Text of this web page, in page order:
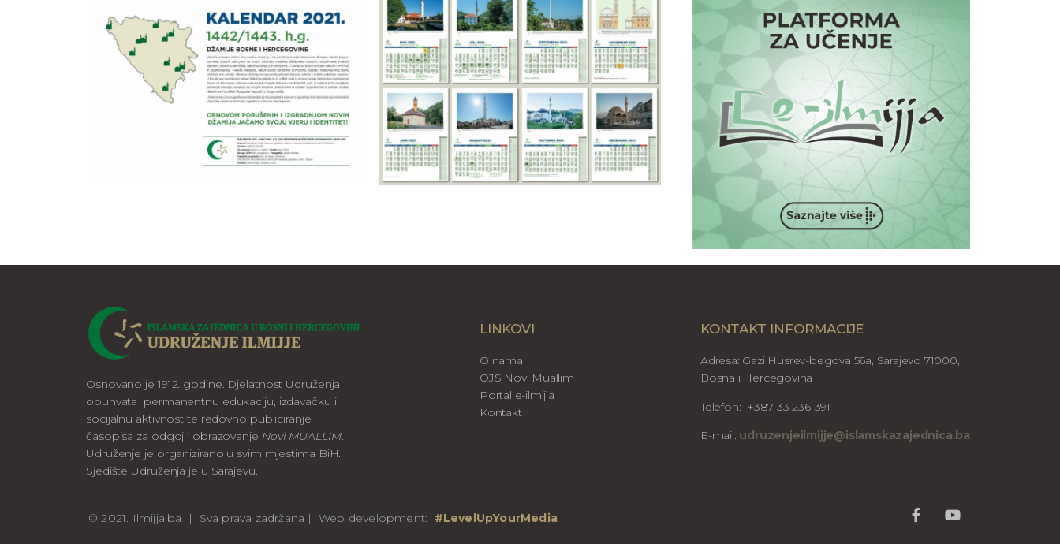
Osnovano je 1912. godine. Djelatnost Udruženja
obuhvata permanentnu edukaciju, izdavačku i
socijalnu aktivnost te redovno publiciranje
časopisa za odgoj i obrazovanje Novi MUALLIM.
Udruženje je organizirano u svim mjestima BiH.
Sjedište Udruženja je u Sarajevu.
LINKOVI
O nama
OJS Novi Muallim
Portal e-ilmijja
Kontakt
KONTAKT INFORMACIJE
Adresa: Gazi Husrev-begova 56a, Sarajevo 71000,
Bosna i Hercegovina
Telefon: +387 33 236-391
E-mail: udruzenjeilmijje@islamskazajednica.ba
© 2021. Ilmijja.ba | Sva prava zadržana | Web development: #LevelUpYourMedia